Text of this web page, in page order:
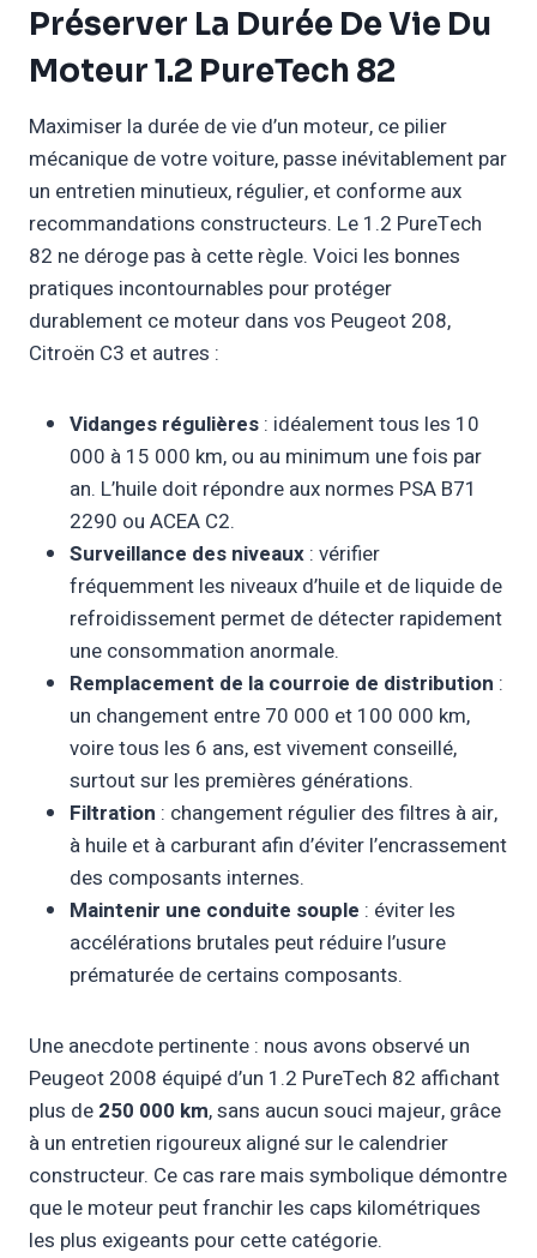
Préserver La Durée De Vie Du
Moteur 1.2 PureTech 82
Maximiser la durée de vie d’un moteur, ce pilier
mécanique de votre voiture, passe inévitablement par
un entretien minutieux, régulier, et conforme aux
recommandations constructeurs. Le 1.2 PureTech
82 ne déroge pas à cette règle. Voici les bonnes
pratiques incontournables pour protéger
durablement ce moteur dans vos Peugeot 208,
Citroën C3 et autres :
Vidanges régulières : idéalement tous les 10
000 à 15 000 km, ou au minimum une fois par
an. L’huile doit répondre aux normes PSA B71
2290 ou ACEA C2.
Surveillance des niveaux : vérifier
fréquemment les niveaux d’huile et de liquide de
refroidissement permet de détecter rapidement
une consommation anormale.
Remplacement de la courroie de distribution :
un changement entre 70 000 et 100 000 km,
voire tous les 6 ans, est vivement conseillé,
surtout sur les premières générations.
Filtration : changement régulier des filtres à air,
à huile et à carburant afin d’éviter l’encrassement
des composants internes.
Maintenir une conduite souple : éviter les
accélérations brutales peut réduire l’usure
prématurée de certains composants.
Une anecdote pertinente : nous avons observé un
Peugeot 2008 équipé d’un 1.2 PureTech 82 affichant
plus de 250 000 km, sans aucun souci majeur, grâce
à un entretien rigoureux aligné sur le calendrier
constructeur. Ce cas rare mais symbolique démontre
que le moteur peut franchir les caps kilométriques
les plus exigeants pour cette catégorie.